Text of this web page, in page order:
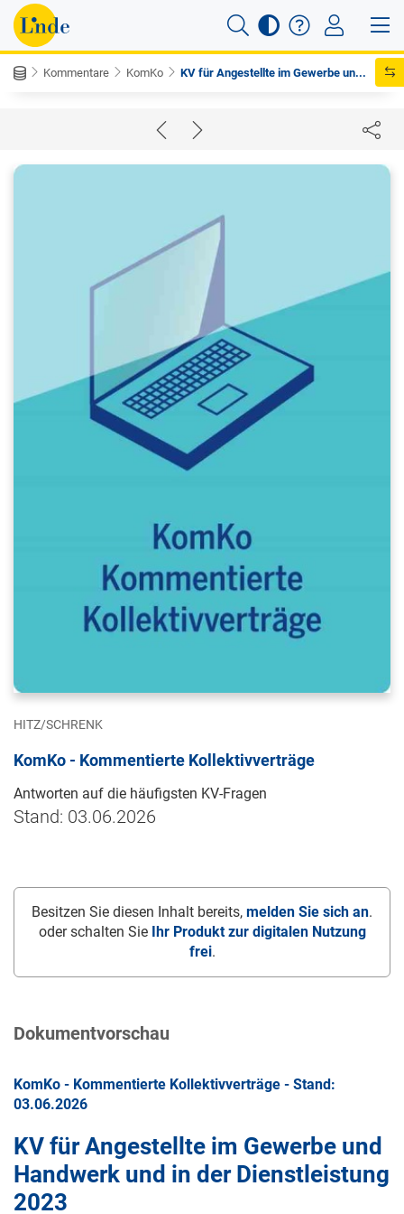
Kommentare KomKo KV für Angestellte im Gewerbe un...
HITZ/SCHRENK
KomKo - Kommentierte Kollektivverträge
Antworten auf die häufigsten KV-Fragen
Stand: 03.06.2026
Besitzen Sie diesen Inhalt bereits, melden Sie sich an.
oder schalten Sie
Ihr Produkt zur digitalen Nutzung
frei.
Dokumentvorschau
KomKo - Kommentierte Kollektivverträge - Stand:
03.06.2026
KV für Angestellte im Gewerbe und
Handwerk und in der Dienstleistung
2023